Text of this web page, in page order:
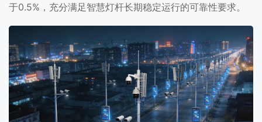
于0.5%，充分满足智慧灯杆长期稳定运行的可靠性要求。